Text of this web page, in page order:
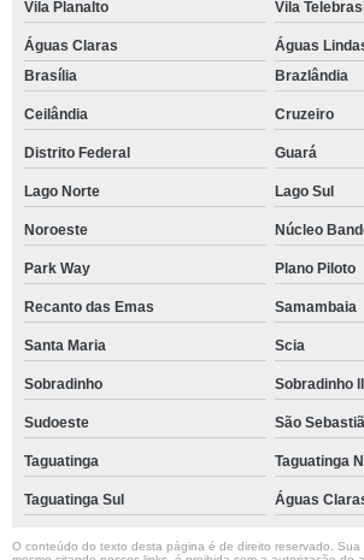
Vila Planalto Vila
Águas Claras
Águas
Brasília
Brazlândia
Ceilândia Cruzeiro
Distrito Federal Guará
Lago Norte Lago Sul
Noroeste Núcleo
Park Way Plano Piloto
Recanto das Emas Samambaia
Santa Maria Scia
Sobradinho Sobradinho ll
Sudoeste São
Taguatinga Taguatinga
Taguatinga Sul Águas
O conteúdo do texto desta página é de direito reservado. Sua